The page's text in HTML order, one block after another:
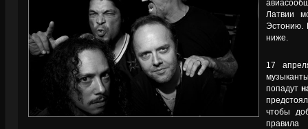
Латвии
Эстонию.
ниже.
17
попадут
чтобы
правила